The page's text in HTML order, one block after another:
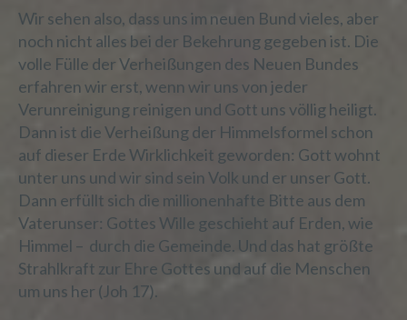
Wir sehen also, dass uns im neuen Bund vieles, aber
noch nicht alles bei der Bekehrung gegeben ist. Die
volle Fülle der Verheißungen des Neuen Bundes
erfahren wir erst, wenn wir uns von jeder
Verunreinigung reinigen und Gott uns völlig heiligt.
Dann ist die Verheißung der Himmelsformel schon
auf dieser Erde Wirklichkeit geworden: Gott wohnt
unter uns und wir sind sein Volk und er unser Gott.
Dann erfüllt sich die millionenhafte Bitte aus dem
Vaterunser: Gottes Wille geschieht auf Erden, wie
Himmel – durch die Gemeinde. Und das hat größte
Strahlkraft zur Ehre Gottes und auf die Menschen
um uns her (Joh 17).
Empfänger ist eine natürliche oder
juristische Person, Behörde, Einrichtung
oder andere Stelle, der
personenbezogene Daten offengelegt
werden, unabhängig davon, ob es sich bei
ihr um einen Dritten handelt oder nicht.
Behörden, die im Rahmen eines
bestimmten Untersuchungsauftrags nach
dem Unionsrecht oder dem Recht der
Mitgliedstaaten möglicherweise
personenbezogene Daten erhalten, gelten
jedoch nicht als Empfänger.
j) Dritter